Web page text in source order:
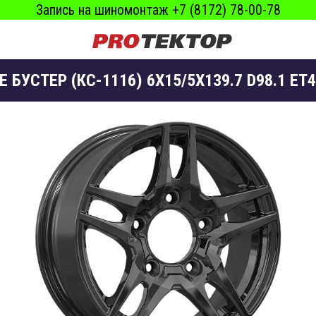
Запись на шиномонтаж +7 (8172) 78-00-78
БУСТЕР (КС-1116) 6X15/5X139.7 D98.1